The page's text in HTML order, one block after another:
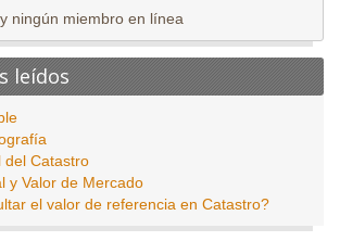
ningún miembro en línea
leídos
del Catastro
y Valor de Mercado
el valor de referencia en Catastro?